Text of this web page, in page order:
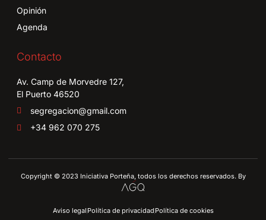
Opinión
Agenda
Contacto
Av. Camp de Morvedre 127,
El Puerto 46520
segregacion@gmail.com
+34 962 070 275
Copyright © 2023 Iniciativa Porteña, todos los derechos reservados. By
Aviso legalPolítica de privacidadPolítica de cookies